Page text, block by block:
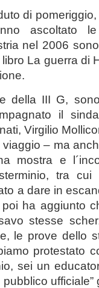
di
ascoltato le
nel 2006
La guerra di
della III G,
il
Virgilio
– ma
mostra e
tra cui
a dare in
ha aggiunto
stesse
le prove dello
protestato
sei un
ufficiale”